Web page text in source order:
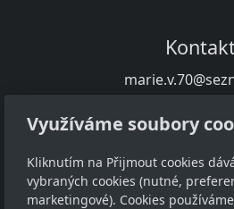
+420 739 286
O nákupu
Obchodní
GDPR
Využíváme soubory
Kliknutím na Přijmout cookies
vybraných cookies (nutné,
marketingové). Cookies